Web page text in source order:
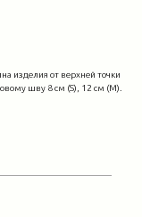
изделия от верхней точки
шву 8 см (S), 12 см (M).